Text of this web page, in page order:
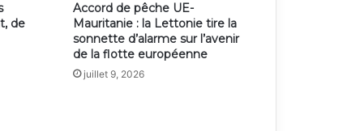
de
Accord de pêche UE-
Mauritanie : la Lettonie tire la
sonnette d’alarme sur l’avenir
de la flotte européenne
juillet 9, 2026